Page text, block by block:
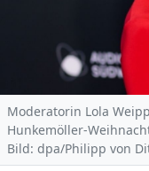
Moderatorin Lola
Hunkemöller-
Bild: dpa/Philipp von